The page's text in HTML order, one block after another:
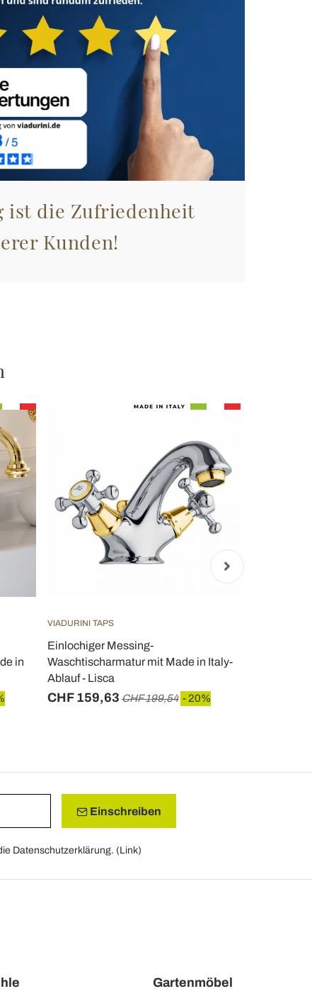
ist die Zufriedenheit
Kunden!
in
VIADURINI TAPS
Einlochiger Messing-
Waschtischarmatur mit Made in Italy-
Ablauf - Lisca
CHF 159,63 CHF 199,54 - 20%
Einschreiben
Datenschutzerklärung. (Link)
Gartenmöbel